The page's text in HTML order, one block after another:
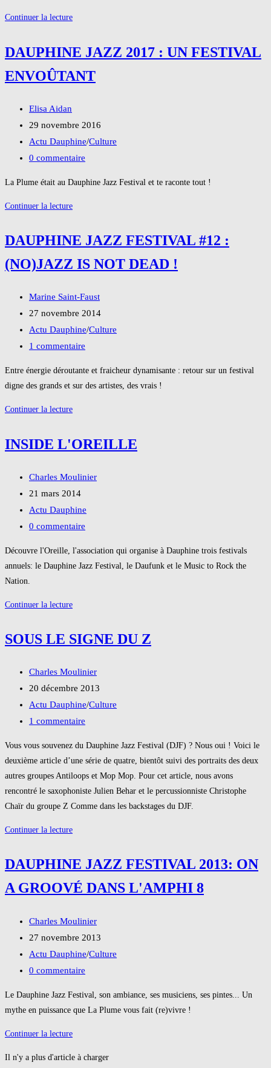
Continuer la lectureChromatik
une
interview
pour
de
toutes
les
DAUPHINE JAZZ 2017 : UN FESTIVAL
ENVOÛTANT
Auteur/autrice
de
la
publication :
Elisa Aidan
Publication
publiée :
29 novembre 2016
Post
category:
Actu Dauphine/Culture
Commentaires
publication :
0 commentaire
La Plume était au Dauphine Jazz Festival et te raconte tout !
Continuer la lectureDauphine
2017
un
envoûtant
DAUPHINE JAZZ FESTIVAL #12 :
(NO)JAZZ IS NOT DEAD !
Auteur/autrice
de
la
publication :
Marine Saint-Faust
Publication
publiée :
27 novembre 2014
Post
category:
Actu Dauphine/Culture
Commentaires
1 commentaire
Entre énergie déroutante et fraicheur dynamisante : retour sur un festival
digne des grands et sur des artistes, des vrais !
Continuer la lectureDauphine
Festival
#12
not
dead
!
INSIDE L'OREILLE
Auteur/autrice
de
la
publication :
Charles Moulinier
Publication
publiée :
21 mars 2014
Post
category:
Actu Dauphine
Commentaires
0 commentaire
Découvre l'Oreille, l'association qui organise à Dauphine trois festivals
annuels: le Dauphine Jazz Festival, le Daufunk et le Music to Rock the
Nation.
Continuer la lectureInside
SOUS LE SIGNE DU Z
Auteur/autrice
de
la
publication :
Charles Moulinier
Publication
publiée :
20 décembre 2013
Post
category:
Actu Dauphine/Culture
Commentaires
1 commentaire
Vous vous souvenez du Dauphine Jazz Festival (DJF) ? Nous oui ! Voici le
deuxième article d’une série de quatre, bientôt suivi des portraits des deux
autres groupes Antiloops et Mop Mop. Pour cet article, nous avons
rencontré le saxophoniste Julien Behar et le percussionniste Christophe
Chaïr du groupe Z Comme dans les backstages du DJF.
Continuer la lectureSous
signe
Z
DAUPHINE JAZZ FESTIVAL 2013: ON
A GROOVÉ DANS L'AMPHI 8
Auteur/autrice
de
la
publication :
Charles Moulinier
Publication
publiée :
27 novembre 2013
Post
category:
Actu Dauphine/Culture
Commentaires
la
0 commentaire
Le Dauphine Jazz Festival, son ambiance, ses musiciens, ses pintes... Un
mythe en puissance que La Plume vous fait (re)vivre !
Continuer la lectureDauphine
Festival
Il n'y a plus d'article à charger